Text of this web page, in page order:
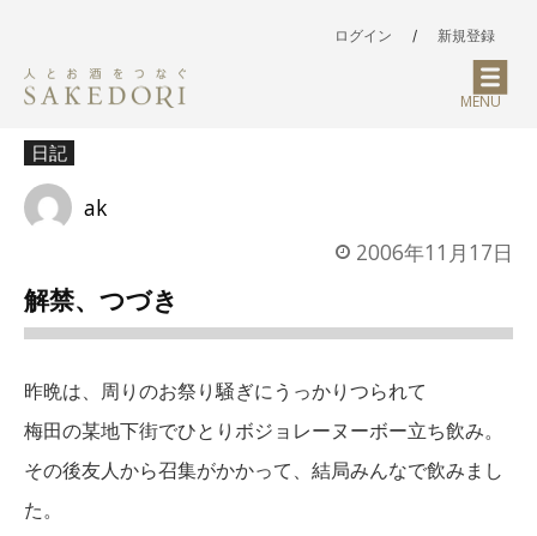
ログイン / 新規登録
MENU
日記
ak
2006年11月17日
解禁、つづき
昨晩は、周りのお祭り騒ぎにうっかりつられて
梅田の某地下街でひとりボジョレーヌーボー立ち飲み。
その後友人から召集がかかって、結局みんなで飲みまし
た。